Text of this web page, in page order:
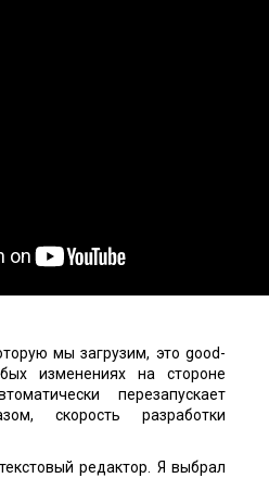
мы загрузим, это good-
изменениях на стороне
перезапускает
скорость разработки
редактор. Я выбрал